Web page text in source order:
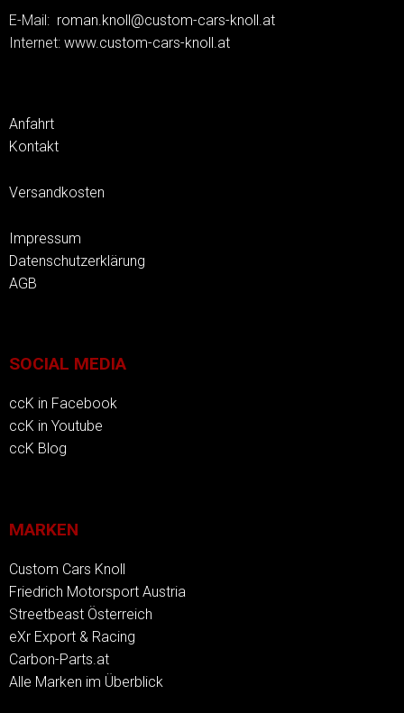
E-Mail: roman.knoll@custom-cars-knoll.at
Internet: www.custom-cars-knoll.at
Anfahrt
Kontakt
Versandkosten
Impressum
Datenschutzerklärung
AGB
SOCIAL MEDIA
ccK in Facebook
ccK in Youtube
ccK Blog
MARKEN
Custom Cars Knoll
Friedrich Motorsport Austria
Streetbeast Österreich
eXr Export & Racing
Carbon-Parts.at
Alle Marken im Überblick